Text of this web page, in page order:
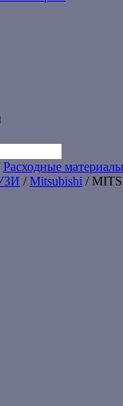
Расходные материалы
/Mitsubishi /